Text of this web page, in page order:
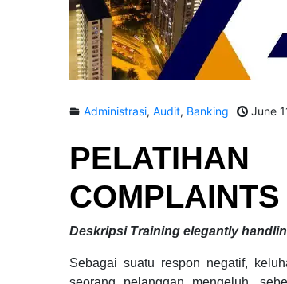
Administrasi, Audit, Banking June
PELATIHAN
Deskripsi Training elegantly
Sebagai suatu respon negatif,